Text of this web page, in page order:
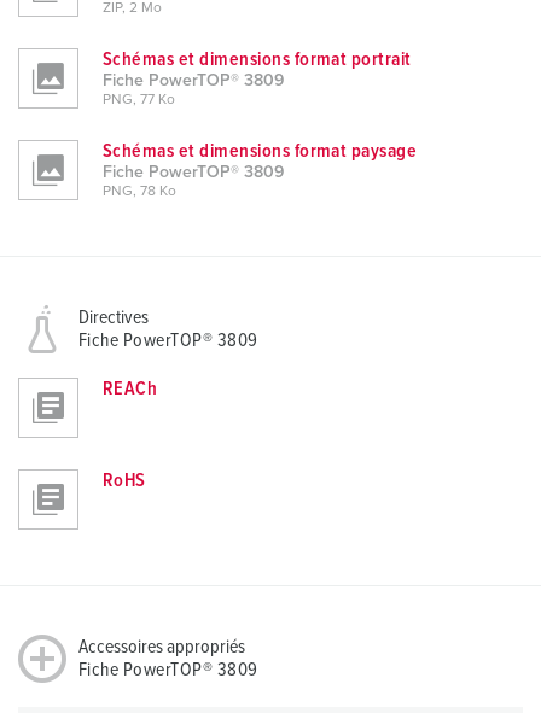
ZIP, 2 Mo
Schémas et dimensions format portrait
Fiche PowerTOP® 3809
PNG, 77 Ko
Schémas et dimensions format paysage
Fiche PowerTOP® 3809
PNG, 78 Ko
Directives
Fiche PowerTOP® 3809
REACh
RoHS
Accessoires appropriés
Fiche PowerTOP® 3809